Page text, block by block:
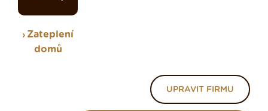
Zateplení
domů
UPRAVIT FIRMU